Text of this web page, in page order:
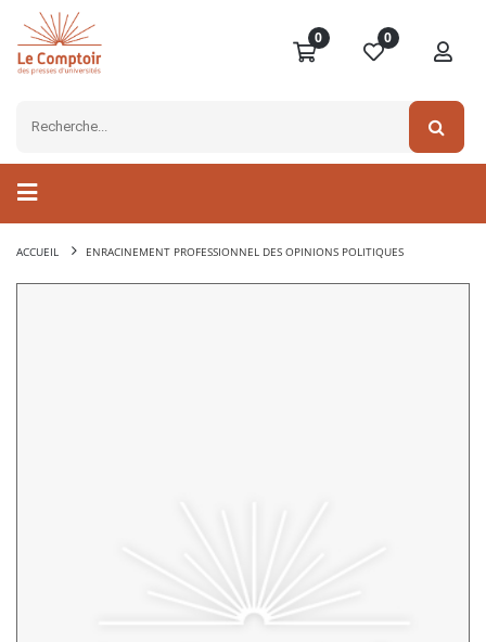
0 0
ACCUEIL ENRACINEMENT PROFESSIONNEL DES OPINIONS POLITIQUES